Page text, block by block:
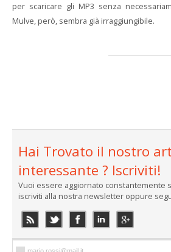
per scaricare gli MP3 senza
Mulve, però, sembra già irraggiungibile.
Hai Trovato il nostro
interessante ? Iscriviti!
Vuoi essere aggiornato constantemente
iscriviti alla nostra newsletter oppure